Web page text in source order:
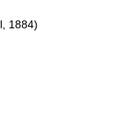
1884)